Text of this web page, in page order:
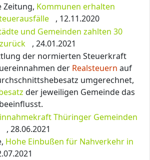
Zeitung, Kommunen erhalten
, 12.11.2020
und Gemeinden zahlten 30
, 24.01.2021
der normierten Steuerkraft
der Realsteuern auf
umgerechnet,
der jeweiligen Gemeinde das
Thüringer Gemeinden
, 28.06.2021
Hohe Einbußen für Nahverkehr in